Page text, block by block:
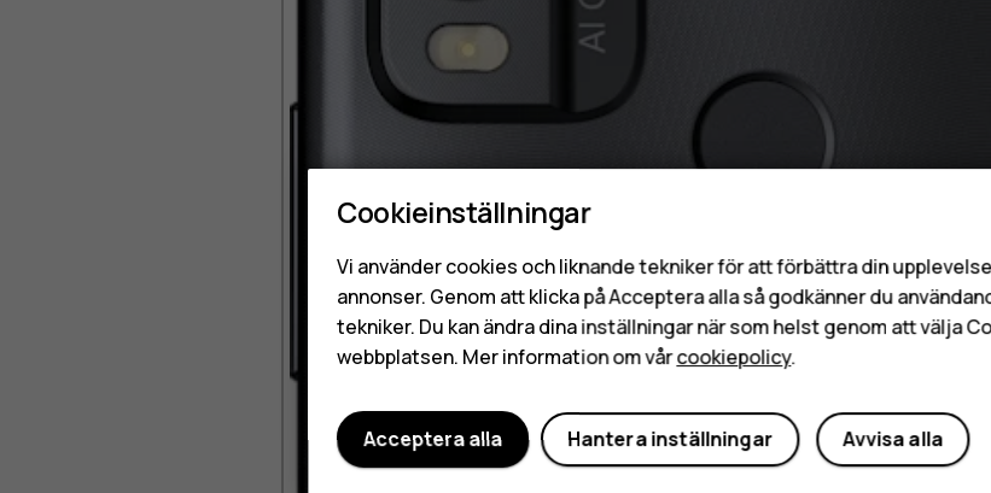
Cookieinställningar
Vi använder cookies och liknande tekniker för att förbättra din
annonser. Genom att klicka på Acceptera alla så godkänner du
tekniker. Du kan ändra dina inställningar när som helst genom att välja
webbplatsen. Mer information om vårcookiepolicy.
Avvisa alla
Hantera inställningar
Acceptera alla